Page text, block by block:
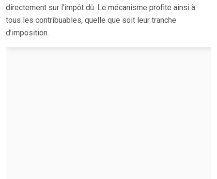
directement sur l’impôt dû. Le mécanisme profite ainsi à
tous les contribuables, quelle que soit leur tranche
d’imposition.